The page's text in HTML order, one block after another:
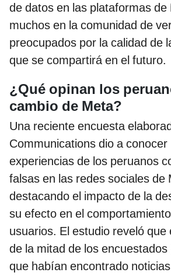
de datos en las plataformas de
muchos en la comunidad de
preocupados por la calidad de
que se compartirá en el futuro.
¿Qué opinan los
cambio de Meta?
Una reciente encuesta
Communications dio a conocer
experiencias de los peruanos
falsas en las redes sociales de
destacando el impacto de la
su efecto en el
usuarios. El estudio reveló que
de la mitad de los
que habían encontrado